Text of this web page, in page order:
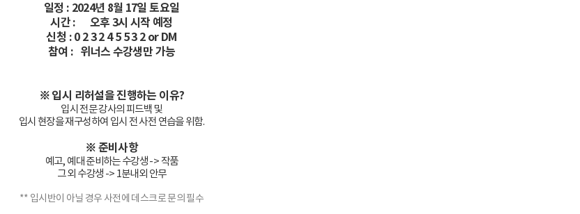
일정 : 2024년 8월 17일 토요일
시간 : 오후 3시 시작 예정
신청 : 0 2 3 2 4 5 5 3 2 or DM
참여 : 위너스 수강생만 가능
※ 입시 리허설을 진행하는 이유?
입시 전문 강사의 피드백 및
입시 현장을 재구성하여 입시 전 사전 연습을 위함.
※ 준비사항
예고, 예대 준비하는 수강생 -> 작품
그 외 수강생 -> 1분내외 안무
** 입시반이 아닐 경우 사전에 데스크로 문의 필수